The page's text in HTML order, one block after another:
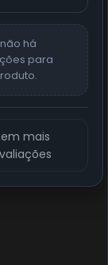
há
para
mais